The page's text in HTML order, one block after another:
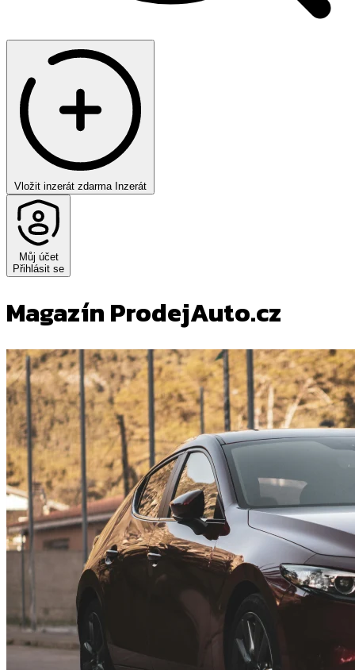
Vložit inzerát zdarma Inzerát
Můj účet
Přihlásit se
Magazín ProdejAuto.cz